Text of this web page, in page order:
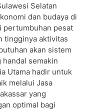
Selatan
dan budaya di
pertumbuhan pesat
tingginya aktivitas
akan sistem
handal semakin
Utama hadir untuk
melalui Jasa
yang
optimal bagi